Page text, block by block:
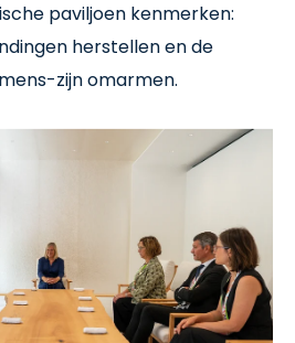
paviljoen kenmerken:
herstellen en de
zijn omarmen.